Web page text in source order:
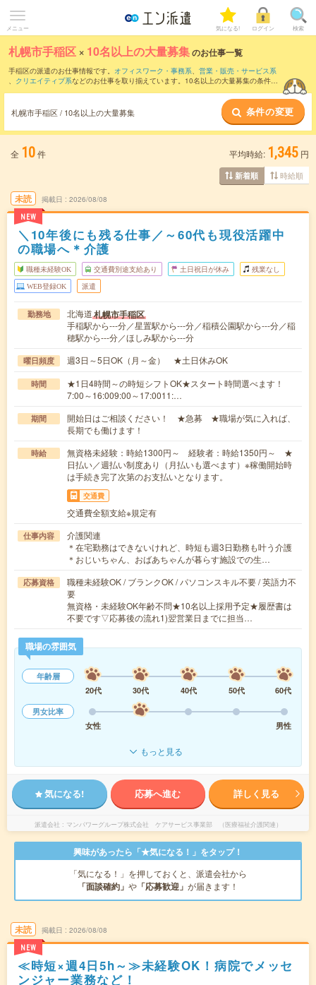
メニュー 気になる! ログイン 検索
札幌市手稲区 × 10名以上の大量募集のお仕事一覧
手稲区の派遣のお仕事情報です。 オフィスワーク・事務系、 営業・販売・サービス系
、 クリエイティブ系などのお仕事を取り揃えています。10名以上の大量募集の条件の
札幌市手稲区 / 10名以上の大量募集 条件の変更
全 10件 平均時給: 1,345 円
新着順 時給順
未読
NEW
掲載日 2026/08/08
＼10年後にも残る仕事／～60代も現役活躍中
の職場へ＊介護
職種未経験OK 交通費別途支給あり 土日祝日が休み 残業なし
WEB登録OK 派遣
勤務地 北海道札幌市手稲区
手稲駅から---分／星置駅から---分／稲積公園駅から---分／稲
穂駅から---分／ほしみ駅から---分
曜日頻度 週3日～5日OK（月～金） ★土日休みOK
時間
★1日4時間～の時短シフトOK★スタート時間選べます！
7:00～16:009:00～17:0011:…
期間
開始日はご相談ください！ ★急募 ★職場が気に入れば、
長期でも働けます！
時給
無資格未経験：時給1300円～ 経験者：時給1350円～ ★
日払い／週払い制度あり（月払いも選べます）※稼働開始時
は手続き完了次第のお支払いとなります。
交通費
交通費全額支給※規定有
仕事内容
介護関連
＊在宅勤務はできないけれど、時短も週3日勤務も叶う介護
＊おじいちゃん、おばあちゃんが暮らす施設での生…
応募資格
職種未経験OK / ブランクOK / パソコンスキル不要 / 英語力不
要
無資格・未経験OK年齢不問★10名以上採用予定★履歴書は
不要です▽応募後の流れ1)翌営業日までに担当…
職場の雰囲気
年齢層
20代
30代 40代 50代
60代
男女比率
女性
男性
もっと見る
気になる! 応募へ進む 詳しく見る
派遣会社 マンパワーグループ株式会社 ケアサービス事業部 （医療福祉介護関連）
興味があったら「★気になる！」をタップ！
「気になる！」を押しておくと、派遣会社から
「面談確約」 や 「応募歓迎」 が届きます！
未読
NEW
掲載日 2026/08/08
≪時短×週4日5h～≫未経験OK！病院でメッセ
ンジャー業務など！